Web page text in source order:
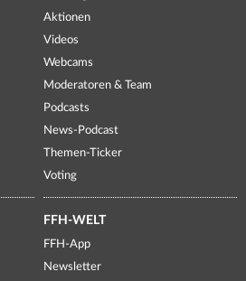
Aktionen
Videos
Webcams
Moderatoren & Team
Podcasts
News-Podcast
Themen-Ticker
Voting
FFH-WELT
FFH-App
Newsletter